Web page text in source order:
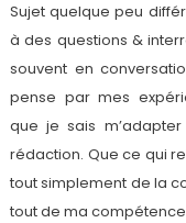
Sujet quelque peu
à des questions &
souvent en
pense par mes
que je sais
rédaction. Que ce qui
tout simplement de la
tout de ma